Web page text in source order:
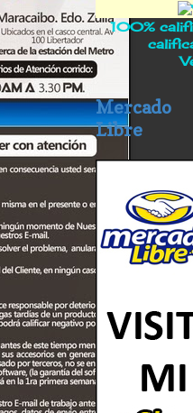
100%
Mercado
Libre